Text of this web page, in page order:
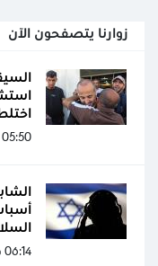
زوارنا يتصفحون الآن
05:50 م
06:14 م